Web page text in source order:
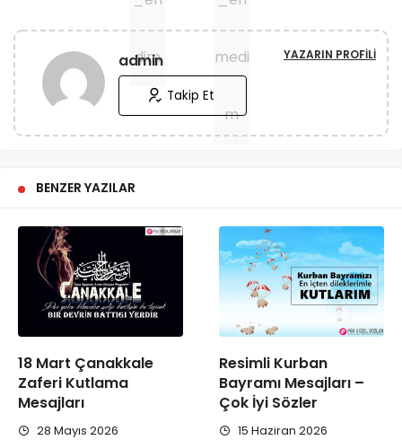
admin YAZARIN PROFILI
Takip Et
BENZER YAZILAR
18 Mart Çanakkale
Zaferi Kutlama
Mesajları
28 Mayıs 2026
Resimli Kurban
Bayramı Mesajları –
Çok İyi Sözler
15 Haziran 2026